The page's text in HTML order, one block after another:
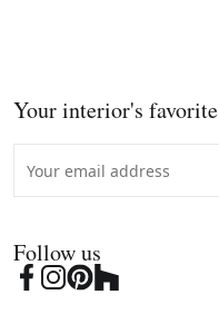
Your interior's
Follow us